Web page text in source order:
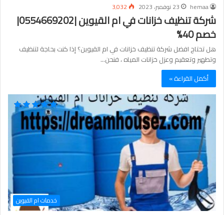
hemaa
23 نوفمبر، 2023 3٬032
شركة تنظيف خزانات في ام القيوين |0554669202|
خصم 40%
هل تحتاج افضل شركة تنظيف خزانات في ام القيوين؟ إذا كنت بحاجة لتنظيف
وتطهير وتعقيم وعزل خزانات المياه ، فنحن…
أكمل القراءة »
خدمات ام القيوين